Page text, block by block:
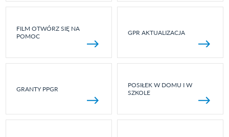
FILM OTWÓRZ SIĘ NA
POMOC
GPR AKTUALIZACJA
GRANTY PPGR
POSIŁEK W DOMU I W
SZKOLE